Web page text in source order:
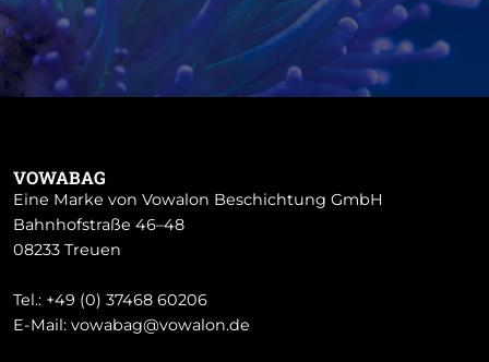
VOWABAG
Eine Marke von Vowalon Beschichtung GmbH
Bahnhofstraße 46–48
08233 Treuen
Tel.: +49 (0) 37468 60206
E-Mail: vowabag@vowalon.de